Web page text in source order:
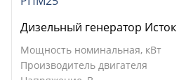
Дизельный генератор
Мощность номинальная, кВт
Производитель двигателя